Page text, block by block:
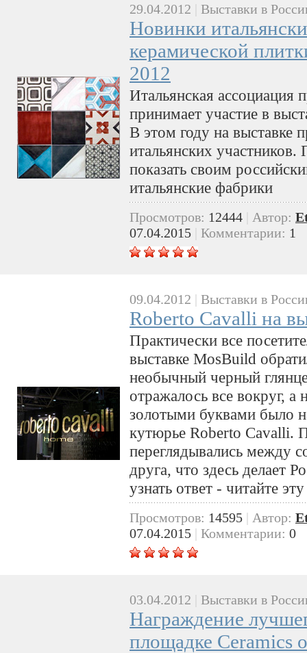
29.04.2012 Выставки в
Новинки
керамической
2012
Итальянская ассоциация
принимает участие в
В этом году на выставке
итальянских
показать своим
итальянские фабрики
Просмотров: 12444 Автор:
07.04.2015
Комментарии: 1
09.04.2012 | Выставки в
Roberto Cavalli на
Практически все
выставке MosBuild
необычный черный
отражалось все вокруг,
золотыми буквами было
кутюрье Roberto Cavalli.
переглядывались между
друга, что здесь делает
узнать ответ - читайте
Просмотров: 14595 | Автор:
07.04.2015 | Комментарии: 0
03.04.2012 Выставки в
Награждение
площадке Ceramics